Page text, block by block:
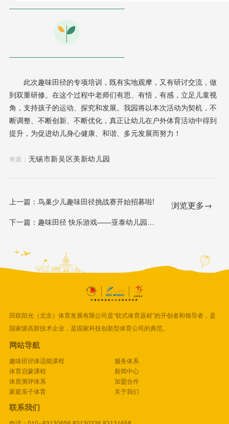
此次趣味田径的专项培训，既有实地观摩，又有研讨交流，做
到双重研修。在这个过程中老师们有思、有悟，有感，立足儿童视
角，支持孩子的运动、探究和发展。我园将以本次活动为契机，不
断调整、不断创新、不断优化，真正让幼儿在户外体育活动中得到
提升，为促进幼儿身心健康、和谐、多元发展而努力！
来源： 无锡市新吴区美新幼儿园
上一篇：鸟巢少儿趣味田径挑战赛开始招募啦!
下一篇：趣味田径 快乐游戏——亚泰幼儿园趣味田径专项培训活动
浏览更多→
田联阳光（北京）体育发展有限公司是“软式体育器材”的开创者和领导者，是
国家级高新技术企业，是国家科技创新型体育公司的典范。
网站导航
趣味田径体适能课程
体育启蒙课程
体质测评体系
家庭亲子体育
服务体系
新闻中心
加盟合作
关于我们
联系我们